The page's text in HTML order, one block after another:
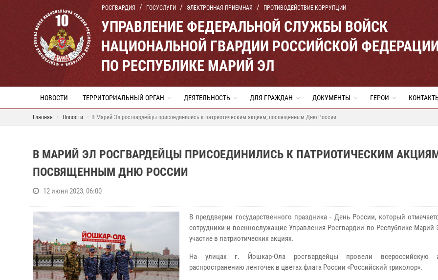
РОСГВАРДИЯ ГОСУСЛУГИ ЭЛЕКТРОННАЯ ПРИЕМНАЯ ПРОТИВОДЕЙСТВИЕ КОРРУПЦИИ
УПРАВЛЕНИЕ ФЕДЕРАЛЬНОЙ СЛУЖБЫ ВОЙСК
НАЦИОНАЛЬНОЙ ГВАРДИИ РОССИЙСКОЙ
ПО РЕСПУБЛИКЕ МАРИЙ ЭЛ
НОВОСТИ ТЕРРИТОРИАЛЬНЫЙ ОРГАН ДЕЯТЕЛЬНОСТЬ ДЛЯ ГРАЖДАН ДОКУМЕНТЫ ГЕРОИ
Главная Новости В Марий Эл росгвардейцы присоединились к патриотическим акциям, посвященным Дню России
В МАРИЙ ЭЛ РОСГВАРДЕЙЦЫ ПРИСОЕДИНИЛИСЬ К ПАТРИОТИЧЕСКИМ
ПОСВЯЩЕННЫМ ДНЮ РОССИИ
12 июня 2023, 06:00
В преддверии государственного праздника - День России, который
сотрудники и военнослужащие Управления Росгвардии по Республике Марий
участие в патриотических акциях.
На улицах г. Йошкар-Ола росгвардейцы провели всероссийскую
распространению ленточек в цветах флага России «Российский триколор».